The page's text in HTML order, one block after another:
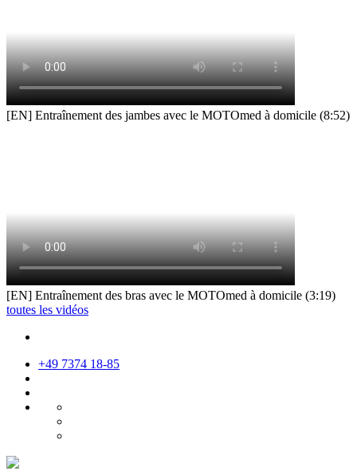
[EN] Entraînement des jambes avec le MOTOmed à domicile (8:52)
[EN] Entraînement des bras avec le MOTOmed à domicile (3:19)
toutes les vidéos
+49 7374 18-85